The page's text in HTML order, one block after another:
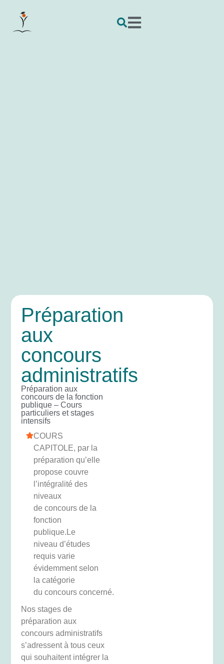
Préparation
aux
concours
administratifs
Préparation aux
concours de la fonction
publique – Cours
particuliers et stages
intensifs
COURS
CAPITOLE, par la
préparation qu’elle
propose couvre
l’intégralité des
niveaux
de concours de la
fonction
publique.Le
niveau d’études
requis varie
évidemment selon
la catégorie
du concours concerné.
Nos stages de
préparation aux
concours administratifs
s’adressent à tous ceux
qui souhaitent intégrer la